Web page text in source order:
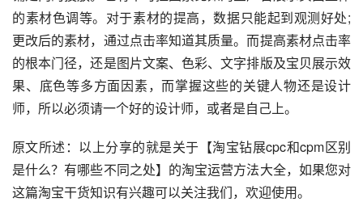
的素材色调等。对于素材的提高，数据只能起到观测好处;
更改后的素材，通过点击率知道其质量。而提高素材点击率
的根本门径，还是图片文案、色彩、文字排版及宝贝展示效
果、底色等多方面因素，而掌握这些的关键人物还是设计
师，所以必须请一个好的设计师，或者是自己上。
原文所述：以上分享的就是关于【淘宝钻展cpc和cpm区别
是什么？有哪些不同之处】的淘宝运营方法大全，如果您对
这篇淘宝干货知识有兴趣可以关注我们，欢迎使用。